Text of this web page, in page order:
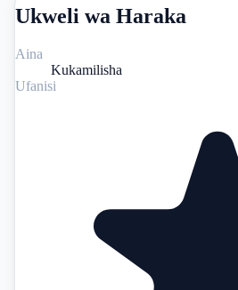
Ukweli wa Haraka
Aina
Kukamilisha
Ufanisi